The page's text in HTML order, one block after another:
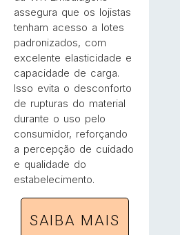
assegura que os lojistas
tenham acesso a lotes
padronizados, com
excelente elasticidade e
capacidade de carga.
Isso evita o desconforto
de rupturas do material
durante o uso pelo
consumidor, reforçando
a percepção de cuidado
e qualidade do
estabelecimento.
SAIBA MAIS